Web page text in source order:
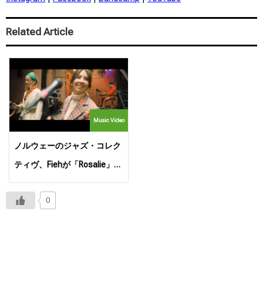
Related Article
Music Video
ノルウェーのジャズ・コレク
ティヴ、Fiehが「Rosalie」の
0